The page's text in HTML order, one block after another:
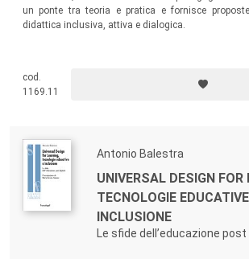
un ponte tra teoria e pratica e fornisce
didattica inclusiva, attiva e dialogica.
cod.
1169.11
Antonio Balestra
UNIVERSAL DESIGN FOR
TECNOLOGIE
INCLUSIONE
Le sfide dell’educazione